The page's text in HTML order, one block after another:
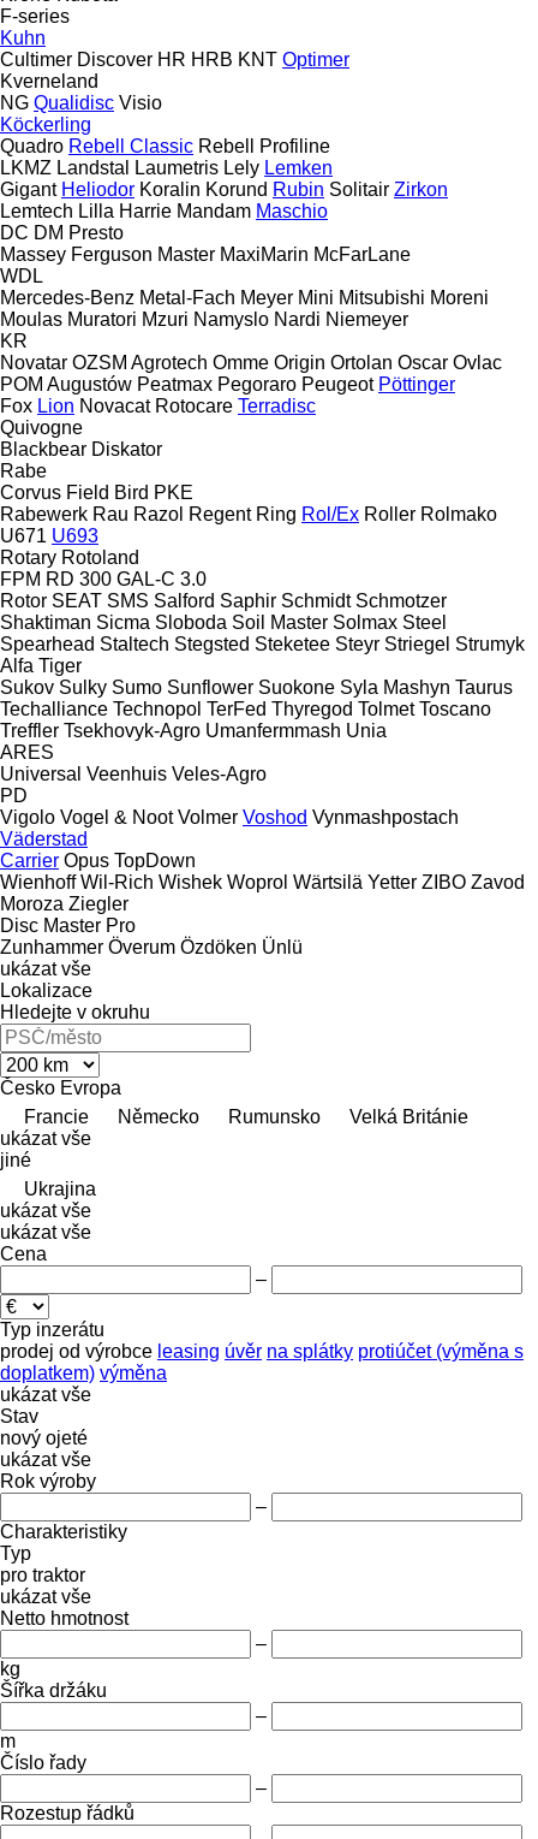
F-series
Kuhn
Cultimer Discover HR HRB KNT Optimer
Kverneland
NG Qualidisc Visio
Köckerling
Quadro Rebell Classic Rebell Profiline
LKMZ Landstal Laumetris Lely Lemken
Gigant Heliodor Koralin Korund Rubin Solitair Zirkon
Lemtech Lilla Harrie Mandam Maschio
DC DM Presto
Massey Ferguson Master MaxiMarin McFarLane
WDL
Mercedes-Benz Metal-Fach Meyer Mini Mitsubishi Moreni
Moulas Muratori Mzuri Namyslo Nardi Niemeyer
KR
Novatar OZSM Agrotech Omme Origin Ortolan Oscar Ovlac
POM Augustów Peatmax Pegoraro Peugeot Pöttinger
Fox Lion Novacat Rotocare Terradisc
Quivogne
Blackbear Diskator
Rabe
Corvus Field Bird PKE
Rabewerk Rau Razol Regent Ring Rol/Ex Roller Rolmako
U671 U693
Rotary Rotoland
FPM RD 300 GAL-C 3.0
Rotor SEAT SMS Salford Saphir Schmidt Schmotzer
Shaktiman Sicma Sloboda Soil Master Solmax Steel
Spearhead Staltech Stegsted Steketee Steyr Striegel Strumyk
Alfa Tiger
Sukov Sulky Sumo Sunflower Suokone Syla Mashyn Taurus
Techalliance Technopol TerFed Thyregod Tolmet Toscano
Treffler Tsekhovyk-Agro Umanfermmash Unia
ARES
Universal Veenhuis Veles-Agro
PD
Vigolo Vogel & Noot Volmer Voshod Vynmashpostach
Väderstad
Carrier Opus TopDown
Wienhoff Wil-Rich Wishek Woprol Wärtsilä Yetter ZIBO Zavod
Moroza Ziegler
Disc Master Pro
Zunhammer Överum Özdöken Ünlü
ukázat vše
Lokalizace
Hledejte v okruhu
Česko Evropa
Francie
Německo Rumunsko
Velká Británie
ukázat vše
jiné
Ukrajina
ukázat vše
ukázat vše
Cena
–
Typ inzerátu
prodej od výrobce leasing úvěr na splátky protiúčet (výměna s
doplatkem) výměna
ukázat vše
Stav
nový ojeté
ukázat vše
Rok výroby
–
Charakteristiky
Typ
pro traktor
ukázat vše
Netto hmotnost
–
kg
Šířka držáku
–
m
Číslo řady
–
Rozestup řádků